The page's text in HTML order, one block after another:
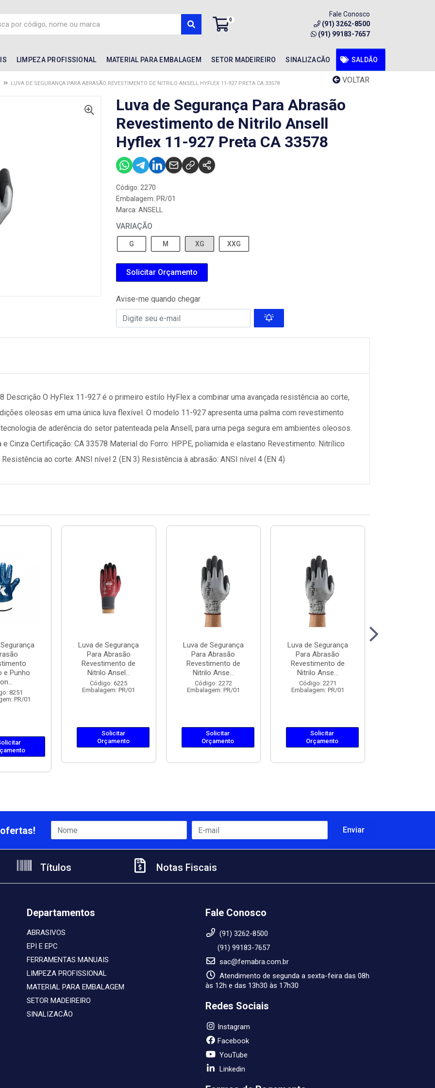
0
Fale Conosco
(91) 3262-8500
(91) 99183-7657
LIMPEZA PROFISSIONAL MATERIAL PARA EMBALAGEM SETOR MADEIREIRO SINALIZACÃO SALDÃO
VOLTAR
LUVA DE SEGURANÇA PARA ABRASÃO REVESTIMENTO DE NITRILO ANSELL HYFLEX 11-927 PRETA CA 33578
Luva de Segurança Para Abrasão
Revestimento de Nitrilo Ansell
Hyflex 11-927 Preta CA 33578
Código: 2270
Embalagem: PR/01
Marca: ANSELL
VARIAÇÃO
G M XG XXG
Solicitar Orçamento
Avise-me quando chegar
Descrição O HyFlex 11-927 é o primeiro estilo HyFlex a combinar uma avançada resistência ao corte,
oleosas em uma única luva flexível. O modelo 11-927 apresenta uma palma com revestimento
de aderência do setor patenteada pela Ansell, para uma pega segura em ambientes oleosos.
Cinza Certificação: CA 33578 Material do Forro: HPPE, poliamida e elastano Revestimento: Nitrílico
ao corte: ANSI nível 2 (EN 3) Resistência à abrasão: ANSI nível 4 (EN 4)
e Punho
8251
PR/01
Luva de Segurança
Para Abrasão
Revestimento de
Nitrilo Ansel...
Código: 6225
Embalagem: PR/01
Solicitar
Orçamento
Luva de Segurança
Para Abrasão
Revestimento de
Nitrilo Anse...
Código: 2272
Embalagem: PR/01
Solicitar
Orçamento
Luva de Segurança
Para Abrasão
Revestimento de
Nitrilo Anse...
Código: 2271
Embalagem: PR/01
Solicitar
Orçamento
Títulos Notas Fiscais
Departamentos
ABRASIVOS
EPI E EPC
FERRAMENTAS MANUAIS
LIMPEZA PROFISSIONAL
MATERIAL PARA EMBALAGEM
SETOR MADEIREIRO
SINALIZACÃO
Fale Conosco
(91) 3262-8500
(91) 99183-7657
sac@femabra.com.br
Atendimento de segunda a sexta-feira das 08h
às 12h e das 13h30 às 17h30
Redes Sociais
Instagram
Facebook
YouTube
Linkedin